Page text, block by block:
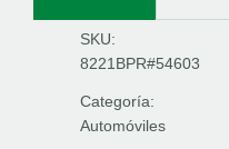
SKU:
8221BPR#54603
Categoría:
Automóviles